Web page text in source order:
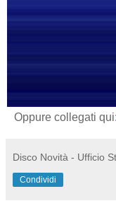
Oppure collegati qui:
Disco Novità - Ufficio
Condividi